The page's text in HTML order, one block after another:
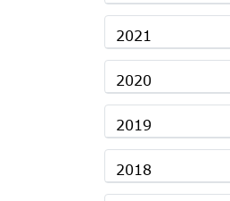
2021
2020
2019
2018